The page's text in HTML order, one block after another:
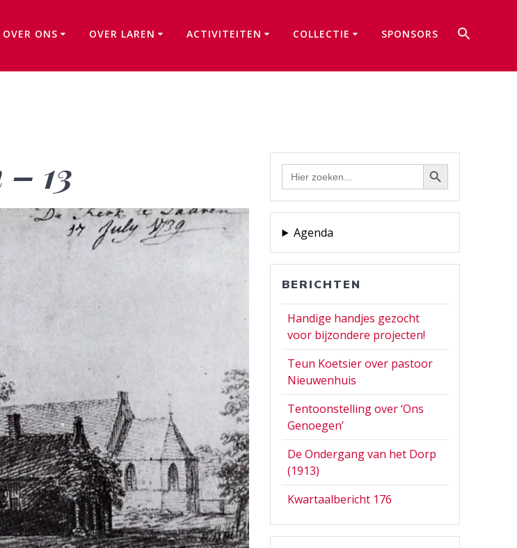
OVER ONS OVER LAREN ACTIVITEITEN COLLECTIE SPONSORS
13 Zoek
naar:
Zoekknop
Agenda
BERICHTEN
Handige handjes gezocht
voor bijzondere projecten!
Teun Koetsier over pastoor
Nieuwenhuis
Tentoonstelling over ‘Ons
Genoegen’
De Ondergang van het Dorp
(1913)
Kwartaalbericht 176